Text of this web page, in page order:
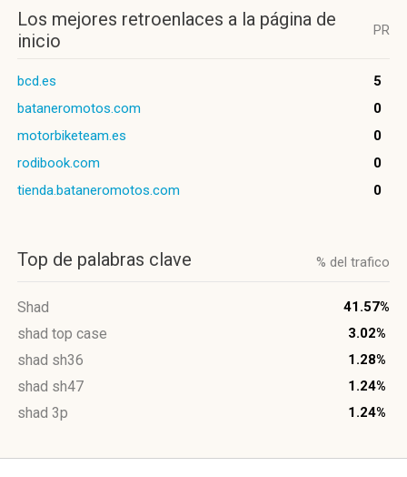
Los mejores retroenlaces a la página de
inicio
PR
bcd.es
5
bataneromotos.com
0
motorbiketeam.es
0
rodibook.com
0
tienda.bataneromotos.com
0
Top de palabras clave % del trafico
Shad 41.57%
shad top case 3.02%
shad sh36 1.28%
shad sh47 1.24%
shad 3p 1.24%